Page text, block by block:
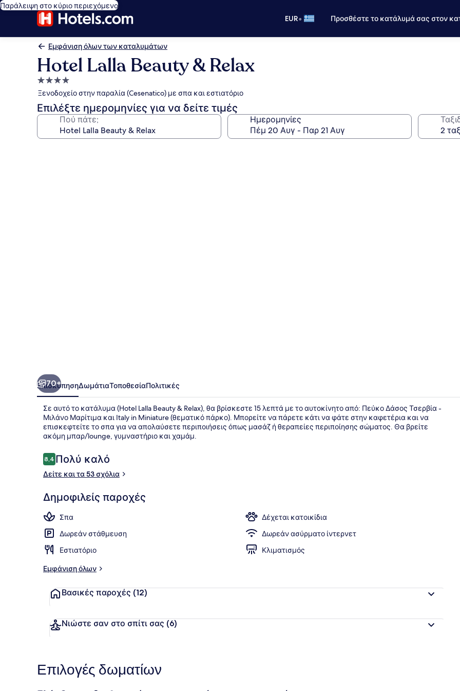
Παράλειψη στο κύριο περιεχόμενο
EUR• Προσθέστε το κατάλυμά σας στον
Εμφάνιση όλων των καταλυμάτων
Hotel Lalla Beauty & Relax
Κατάλυμα
με
4.0
αστέρια
Ξενοδοχείο στην παραλία (Cesenatico) με σπα και εστιατόριο
Επιλέξτε ημερομηνίες για να δείτε τιμές
Πού πάτε; Ημερομηνίες
70+
ΕπισκόπησηΔωμάτιαΤοποθεσίαΠολιτικές
Σε αυτό το κατάλυμα (Hotel Lalla Beauty & Relax), θα βρίσκεστε 15 λεπτά με το αυτοκίνητο από: Πεύκο Δάσος Τσερβία -
Μιλάνο Μαρίτιμα και Italy in Miniature (θεματικό πάρκο). Μπορείτε να πάρετε κάτι να φάτε στην καφετέρια και να
επισκεφτείτε το σπα για να απολαύσετε περιποιήσεις όπως μασάζ ή θεραπείες περιποίησης σώματος. Θα βρείτε
ακόμη μπαρ/lounge, γυμναστήριο και χαμάμ.
Σχόλια
8,48,4 στα 10
Πολύ καλό
Δείτε και τα 53 σχόλια
Δημοφιλείς παροχές
Σπα
Δέχεται κατοικίδια
Δωρεάν στάθμευση
Δωρεάν ασύρματο ίντερνετ
Εστιατόριο
Κλιματισμός
Εμφάνιση όλων
Βασικές παροχές (12)
Νιώστε σαν στο σπίτι σας (6)
Επιλογές δωματίων